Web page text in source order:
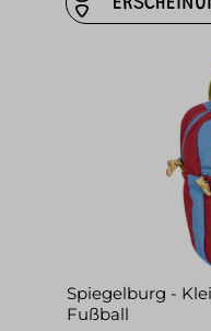
Spiegelburg -
Fußball